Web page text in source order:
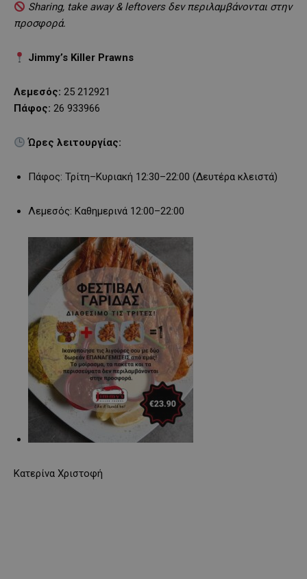
Sharing, take away & leftovers δεν περιλαμβάνονται στην
προσφορά.
Jimmy’s Killer Prawns
Λεμεσός: 25 212921
Πάφος: 26 933966
Ώρες λειτουργίας:
Πάφος: Τρίτη–Κυριακή 12:30–22:00 (Δευτέρα κλειστά)
Λεμεσός: Καθημερινά 12:00–22:00
Κατερίνα Χριστοφή